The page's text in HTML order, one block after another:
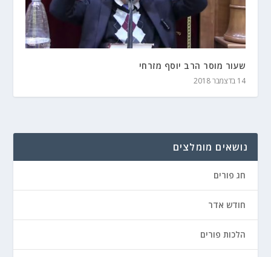
שעור מוסר הרב יוסף מזרחי
14 בדצמבר 2018
נושאים מומלצים
חג פורים
חודש אדר
הלכות פורים